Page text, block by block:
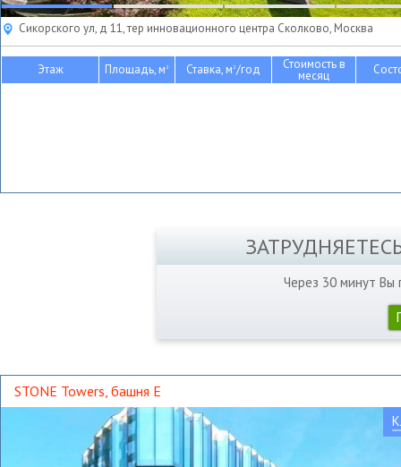
Сикорского ул, д 11, тер инновационного центра Сколково, Москва
Этаж Площадь, м2 Ставка, м2/год Стоимость в
месяц
Через 30 минут Вы
STONE Towers, башня Е